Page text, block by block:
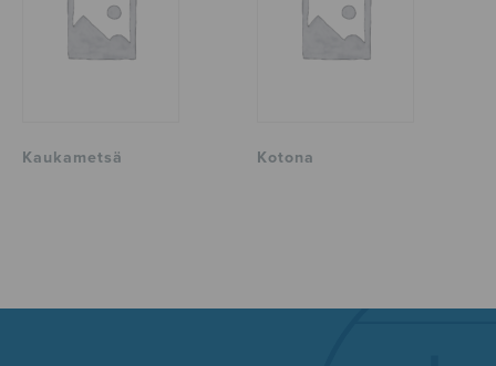
Kaukametsä Kotona